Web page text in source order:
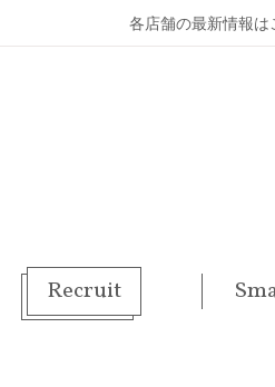
各店舗の最新情報は
Recruit